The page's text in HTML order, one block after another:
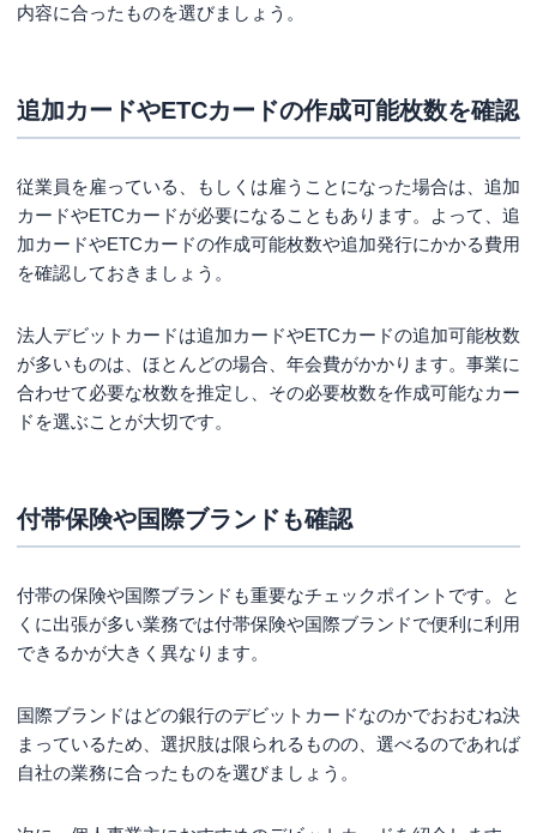
内容に合ったものを選びましょう。
追加カードやETCカードの作成可能枚数を確認
従業員を雇っている、もしくは雇うことになった場合は、追加
カードやETCカードが必要になることもあります。よって、追
加カードやETCカードの作成可能枚数や追加発行にかかる費用
を確認しておきましょう。
法人デビットカードは追加カードやETCカードの追加可能枚数
が多いものは、ほとんどの場合、年会費がかかります。事業に
合わせて必要な枚数を推定し、その必要枚数を作成可能なカー
ドを選ぶことが大切です。
付帯保険や国際ブランドも確認
付帯の保険や国際ブランドも重要なチェックポイントです。と
くに出張が多い業務では付帯保険や国際ブランドで便利に利用
できるかが大きく異なります。
国際ブランドはどの銀行のデビットカードなのかでおおむね決
まっているため、選択肢は限られるものの、選べるのであれば
自社の業務に合ったものを選びましょう。